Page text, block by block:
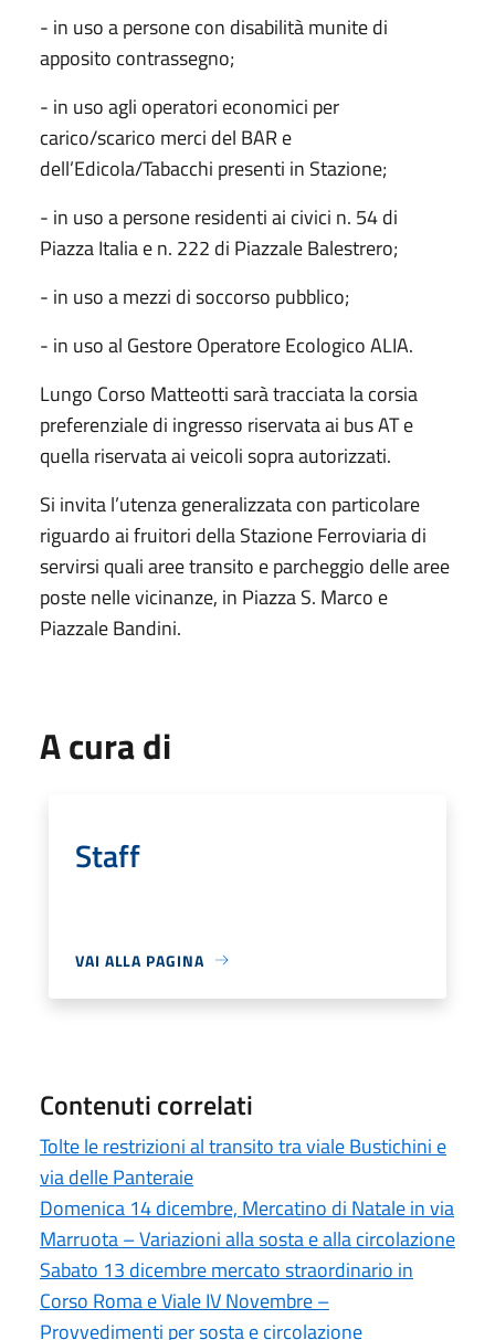
- in uso a persone con disabilità munite di
apposito contrassegno;
- in uso agli operatori economici per
carico/scarico merci del BAR e
dell’Edicola/Tabacchi presenti in Stazione;
- in uso a persone residenti ai civici n. 54 di
Piazza Italia e n. 222 di Piazzale Balestrero;
- in uso a mezzi di soccorso pubblico;
- in uso al Gestore Operatore Ecologico ALIA.
Lungo Corso Matteotti sarà tracciata la corsia
preferenziale di ingresso riservata ai bus AT e
quella riservata ai veicoli sopra autorizzati.
Si invita l’utenza generalizzata con particolare
riguardo ai fruitori della Stazione Ferroviaria di
servirsi quali aree transito e parcheggio delle aree
poste nelle vicinanze, in Piazza S. Marco e
Piazzale Bandini.
A cura di
Staff
VAI ALLA PAGINA
Contenuti correlati
Tolte le restrizioni al transito tra viale Bustichini e
via delle Panteraie
Domenica 14 dicembre, Mercatino di Natale in via
Marruota – Variazioni alla sosta e alla circolazione
Sabato 13 dicembre mercato straordinario in
Corso Roma e Viale IV Novembre –
Provvedimenti per sosta e circolazione